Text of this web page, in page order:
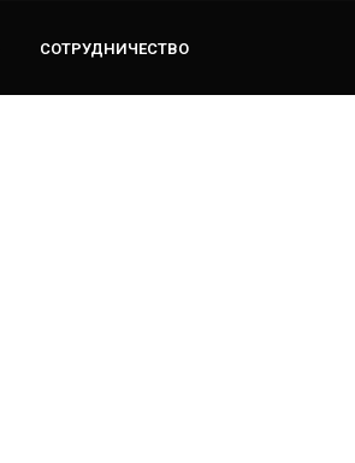
СОТРУДНИЧЕСТВО